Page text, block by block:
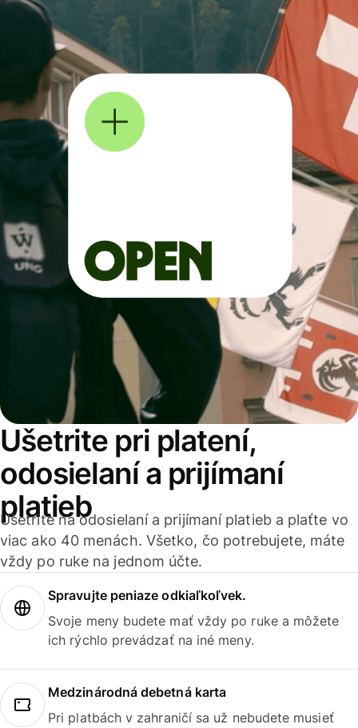
Ušetrite pri platení,
odosielaní a prijímaní
platieb
Ušetrite na odosielaní a prijímaní platieb a plaťte vo
viac ako 40 menách. Všetko, čo potrebujete, máte
vždy po ruke na jednom účte.
Spravujte peniaze odkiaľkoľvek.
Svoje meny budete mať vždy po ruke a môžete
ich rýchlo prevádzať na iné meny.
Medzinárodná debetná karta
Pri platbách v zahraničí sa už nebudete musieť